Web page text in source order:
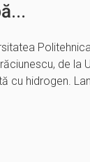
de
cu hidrogen.